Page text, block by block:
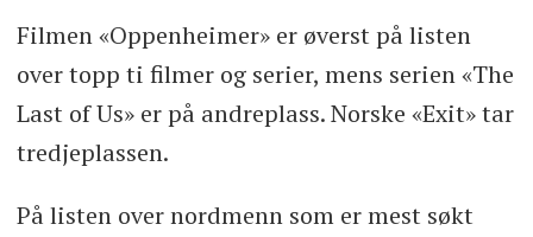
Filmen «Oppenheimer» er øverst på listen
over topp ti filmer og serier, mens serien «The
Last of Us» er på andreplass. Norske «Exit» tar
tredjeplassen.
På listen over nordmenn som er mest søkt